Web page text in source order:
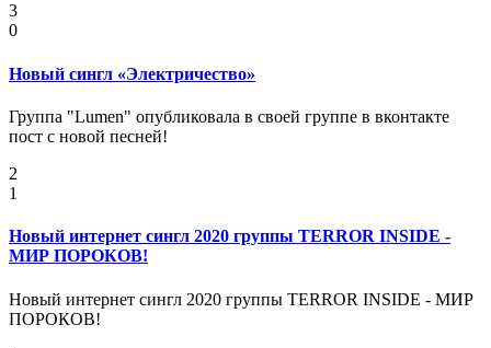
3
0
Новый сингл «Электричество»
Группа "Lumen" опубликовала в своей группе в вконтакте
пост с новой песней!
2
1
Новый интернет сингл 2020 группы TERROR INSIDE -
МИР ПОРОКОВ!
Новый интернет сингл 2020 группы TERROR INSIDE - МИР
ПОРОКОВ!